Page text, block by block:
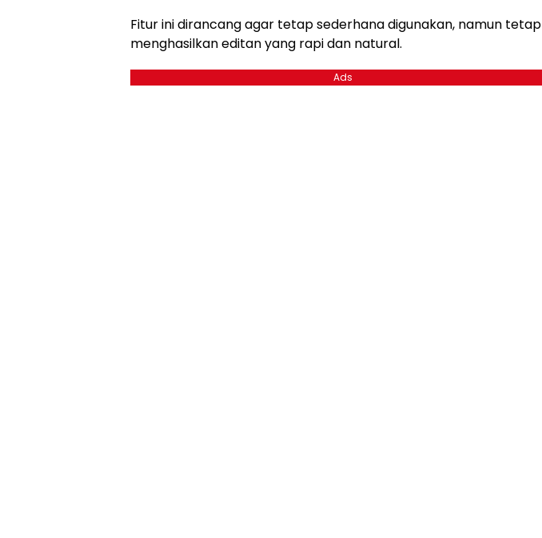
Fitur ini dirancang agar tetap sederhana digunakan, namun tetap
menghasilkan editan yang rapi dan natural.
Ads